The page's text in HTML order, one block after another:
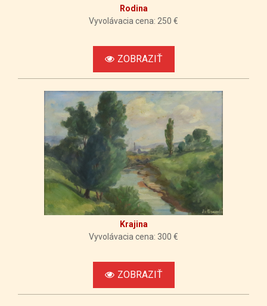
Rodina
Vyvolávacia cena: 250 €
ZOBRAZIŤ
Krajina
Vyvolávacia cena: 300 €
ZOBRAZIŤ